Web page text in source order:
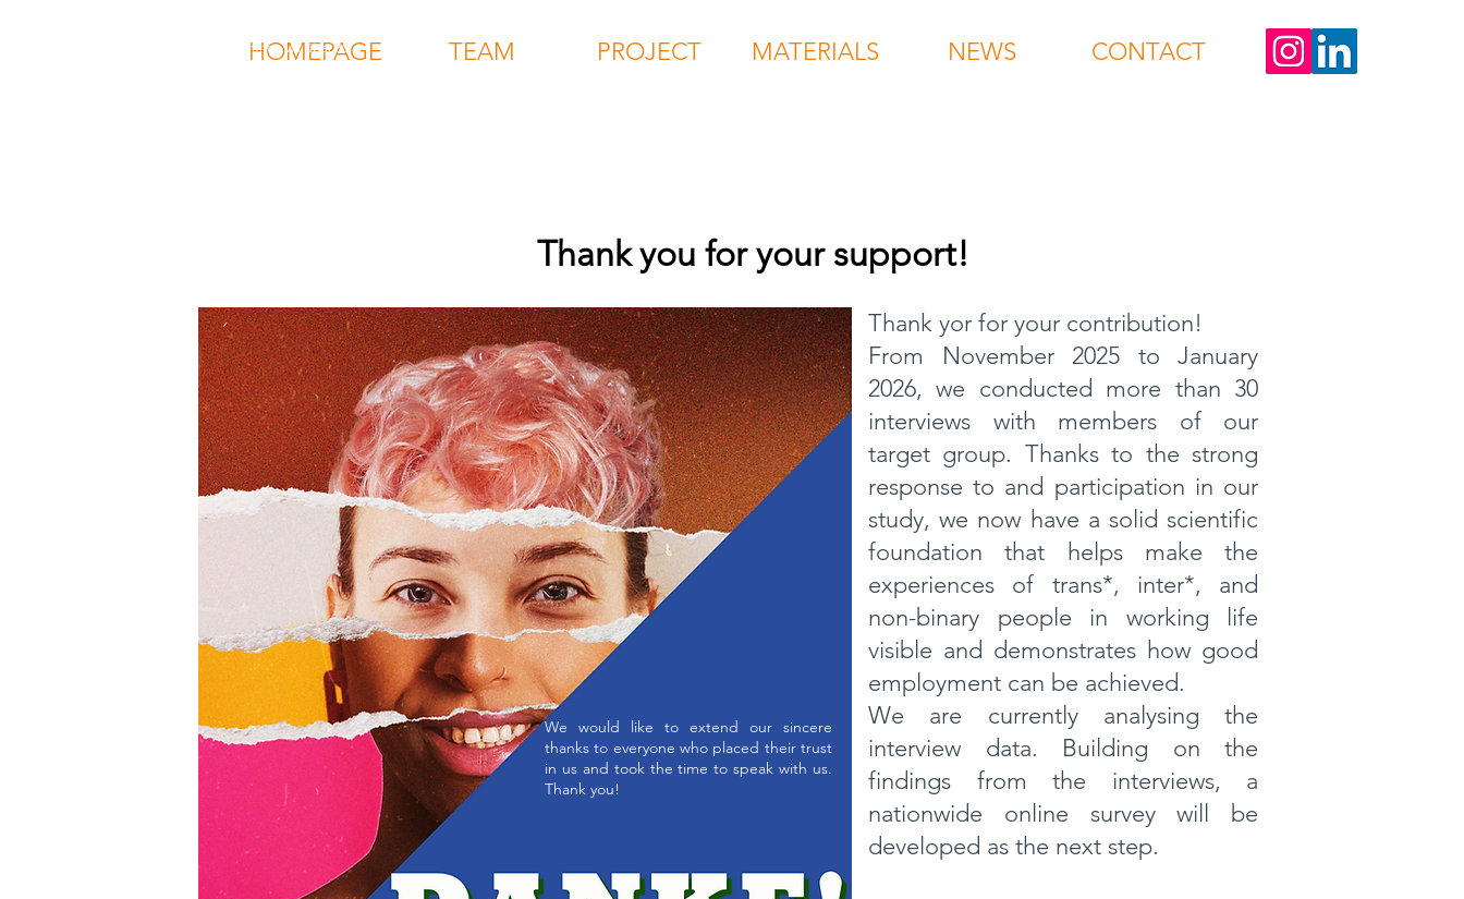
HOMEPAGE TEAM PROJECT MATERIALS NEWS CONTACT
Von November 2025 bis Januar 2026 konnten wir über 30
Interviews mit unserer Zielgruppe führen. Dank der
Thank you for your support!
We would like to extend our sincere
thanks to everyone who placed their trust
in us and took the time to speak with us.
Thank you!
Thank yor for your contribution!
From November 2025 to January
2026, we conducted more than 30
interviews with members of our
target group. Thanks to the strong
response to and participation in our
study, we now have a solid scientific
foundation that helps make the
experiences of trans*, inter*, and
non-binary people in working life
visible and demonstrates how good
employment can be achieved.
We are currently analysing the
interview data. Building on the
findings from the interviews, a
nationwide online survey will be
developed as the next step.